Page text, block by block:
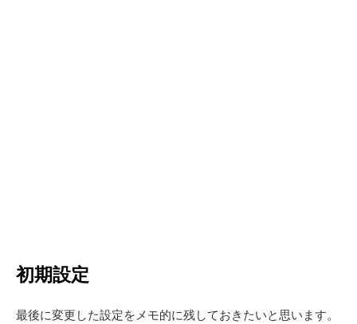
初期設定
最後に変更した設定をメモ的に残しておきたいと思います。